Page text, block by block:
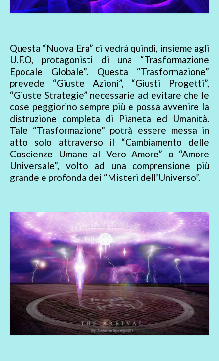
Questa “Nuova Era” ci vedrà quindi, insieme agli
U.F.O, protagonisti di una “Trasformazione
Epocale Globale”. Questa “Trasformazione”
prevede “Giuste Azioni”, “Giusti Progetti”,
“Giuste Strategie” necessarie ad evitare che le
cose peggiorino sempre più e possa avvenire la
distruzione completa di Pianeta ed Umanità.
Tale “Trasformazione” potrà essere messa in
atto solo attraverso il “Cambiamento delle
Coscienze Umane al Vero Amore” o “Amore
Universale”, volto ad una comprensione più
grande e profonda dei “Misteri dell’Universo”.